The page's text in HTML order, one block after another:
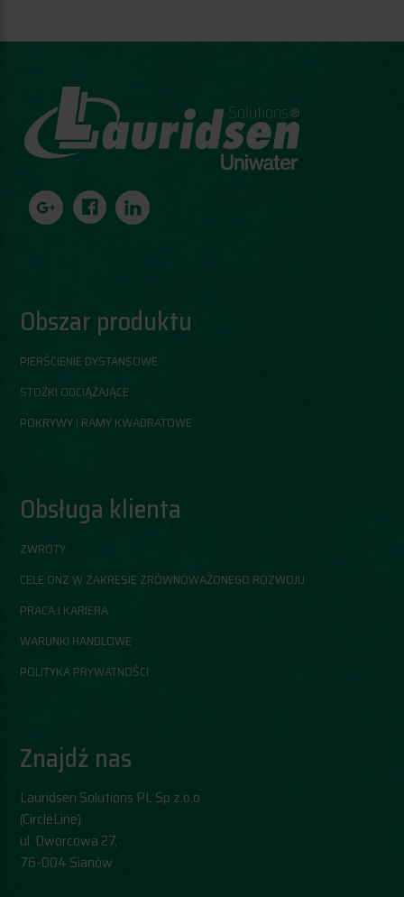
Obszar produktu
PIERŚCIENIE DYSTANSOWE
STOŻKI ODCIĄŻAJĄCE
POKRYWY I RAMY KWADRATOWE
Obsługa klienta
ZWROTY
CELE ONZ W ZAKRESIE ZRÓWNOWAŻONEGO ROZWOJU
PRACA I KARIERA
WARUNKI HANDLOWE
POLITYKA PRYWATNOŚCI
Znajdź nas
Lauridsen Solutions PL Sp z.o.o
(CircleLine)
​ul. Dworcowa 27,
76-004 Sianów